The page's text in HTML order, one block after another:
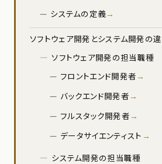
システムの定義
ソフトウェア開発とシステム開発の違
ソフトウェア開発の担当職種
フロントエンド開発者
バックエンド開発者
フルスタック開発者
データサイエンティスト
システム開発の担当職種